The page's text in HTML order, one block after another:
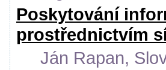
Poskytování
prostřednictvím
Ján Rapan,